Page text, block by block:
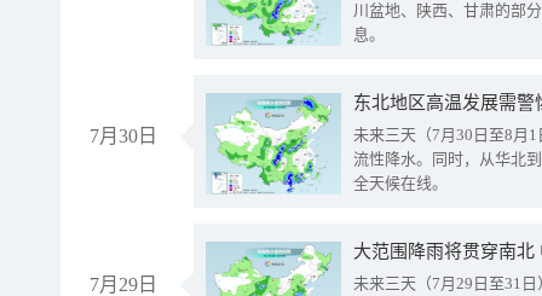
川盆地、陕西、甘肃的部
息。
7月30日
东北地区高温发展需
未来三天（7月30日至8月
流性降水。同时，从华北
全天候在线。
7月29日
大范围降雨将贯穿南
未来三天（7月29日至31